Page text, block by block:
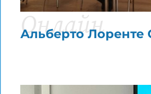
Альберто Лоренте
Онлайн